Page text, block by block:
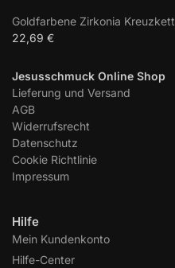
Goldfarbene Zirkonia
22,69 €
Jesusschmuck Online Shop
Lieferung und Versand
AGB
Widerrufsrecht
Datenschutz
Cookie Richtlinie
Impressum
Hilfe
Mein Kundenkonto
Hilfe-Center